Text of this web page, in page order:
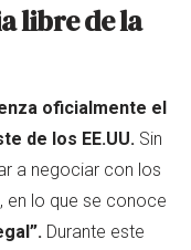
libre de la
oficialmente el
de los EE.UU. Sin
a negociar con los
, en lo que se conoce
Durante este